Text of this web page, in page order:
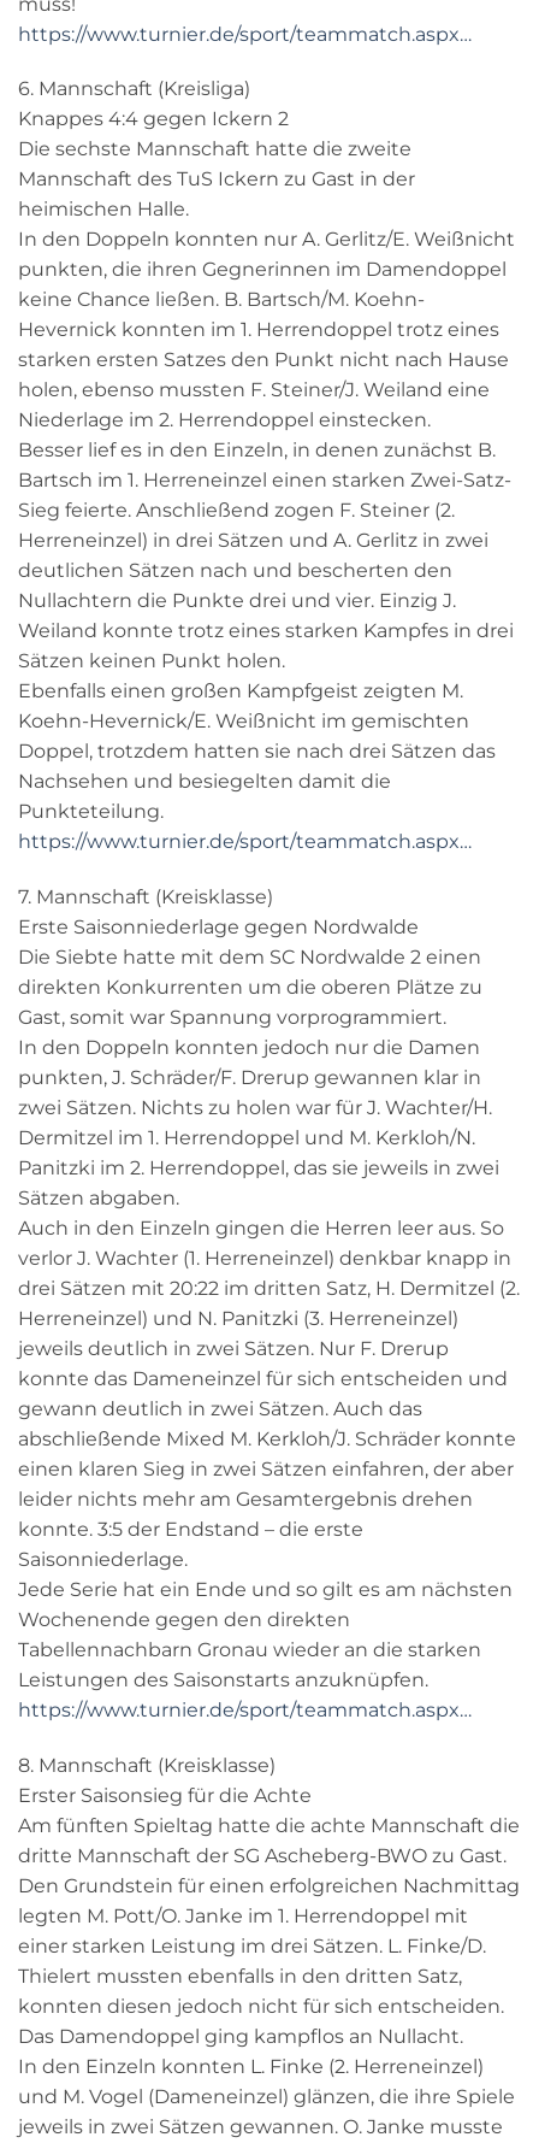
https://www.turnier.de/sport/teammatch.aspx…
6. Mannschaft (Kreisliga)
Knappes 4:4 gegen Ickern 2
Die sechste Mannschaft hatte die zweite
Mannschaft des TuS Ickern zu Gast in der
heimischen Halle.
In den Doppeln konnten nur A. Gerlitz/E. Weißnicht
punkten, die ihren Gegnerinnen im Damendoppel
keine Chance ließen. B. Bartsch/M. Koehn-
Hevernick konnten im 1. Herrendoppel trotz eines
starken ersten Satzes den Punkt nicht nach Hause
holen, ebenso mussten F. Steiner/J. Weiland eine
Niederlage im 2. Herrendoppel einstecken.
Besser lief es in den Einzeln, in denen zunächst B.
Bartsch im 1. Herreneinzel einen starken Zwei-Satz-
Sieg feierte. Anschließend zogen F. Steiner (2.
Herreneinzel) in drei Sätzen und A. Gerlitz in zwei
deutlichen Sätzen nach und bescherten den
Nullachtern die Punkte drei und vier. Einzig J.
Weiland konnte trotz eines starken Kampfes in drei
Sätzen keinen Punkt holen.
Ebenfalls einen großen Kampfgeist zeigten M.
Koehn-Hevernick/E. Weißnicht im gemischten
Doppel, trotzdem hatten sie nach drei Sätzen das
Nachsehen und besiegelten damit die
Punkteteilung.
https://www.turnier.de/sport/teammatch.aspx…
7. Mannschaft (Kreisklasse)
Erste Saisonniederlage gegen Nordwalde
Die Siebte hatte mit dem SC Nordwalde 2 einen
direkten Konkurrenten um die oberen Plätze zu
Gast, somit war Spannung vorprogrammiert.
In den Doppeln konnten jedoch nur die Damen
punkten, J. Schräder/F. Drerup gewannen klar in
zwei Sätzen. Nichts zu holen war für J. Wachter/H.
Dermitzel im 1. Herrendoppel und M. Kerkloh/N.
Panitzki im 2. Herrendoppel, das sie jeweils in zwei
Sätzen abgaben.
Auch in den Einzeln gingen die Herren leer aus. So
verlor J. Wachter (1. Herreneinzel) denkbar knapp in
drei Sätzen mit 20:22 im dritten Satz, H. Dermitzel (2.
Herreneinzel) und N. Panitzki (3. Herreneinzel)
jeweils deutlich in zwei Sätzen. Nur F. Drerup
konnte das Dameneinzel für sich entscheiden und
gewann deutlich in zwei Sätzen. Auch das
abschließende Mixed M. Kerkloh/J. Schräder konnte
einen klaren Sieg in zwei Sätzen einfahren, der aber
leider nichts mehr am Gesamtergebnis drehen
konnte. 3:5 der Endstand – die erste
Saisonniederlage.
Jede Serie hat ein Ende und so gilt es am nächsten
Wochenende gegen den direkten
Tabellennachbarn Gronau wieder an die starken
Leistungen des Saisonstarts anzuknüpfen.
https://www.turnier.de/sport/teammatch.aspx…
8. Mannschaft (Kreisklasse)
Erster Saisonsieg für die Achte
Am fünften Spieltag hatte die achte Mannschaft die
dritte Mannschaft der SG Ascheberg-BWO zu Gast.
Den Grundstein für einen erfolgreichen Nachmittag
legten M. Pott/O. Janke im 1. Herrendoppel mit
einer starken Leistung im drei Sätzen. L. Finke/D.
Thielert mussten ebenfalls in den dritten Satz,
konnten diesen jedoch nicht für sich entscheiden.
Das Damendoppel ging kampflos an Nullacht.
In den Einzeln konnten L. Finke (2. Herreneinzel)
und M. Vogel (Dameneinzel) glänzen, die ihre Spiele
jeweils in zwei Sätzen gewannen. O. Janke musste